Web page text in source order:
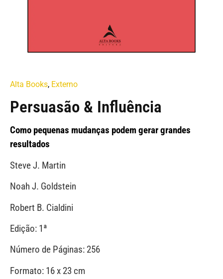
Alta Books, Externo
Persuasão & Influência
Como pequenas mudanças podem gerar grandes
resultados
Steve J. Martin
Noah J. Goldstein
Robert B. Cialdini
Edição: 1ª
Número de Páginas: 256
Formato: 16 x 23 cm